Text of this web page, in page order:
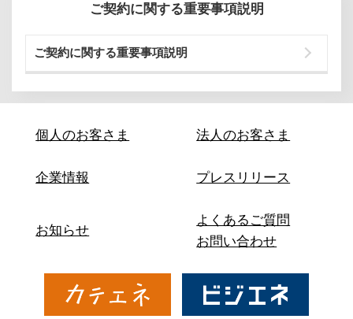
ご契約に関する重要事項説明
ご契約に関する重要事項説明
個人のお客さま 法人のお客さま
企業情報 プレスリリース
お知らせ
よくあるご質問
お問い合わせ